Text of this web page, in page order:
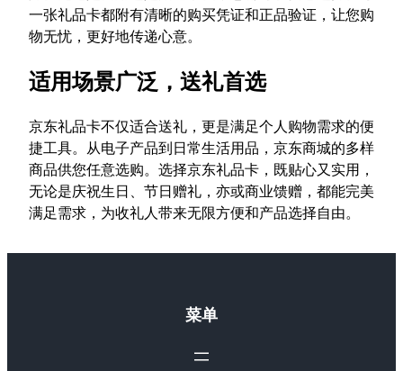
一张礼品卡都附有清晰的购买凭证和正品验证，让您购
物无忧，更好地传递心意。
适用场景广泛，送礼首选
京东礼品卡不仅适合送礼，更是满足个人购物需求的便
捷工具。从电子产品到日常生活用品，京东商城的多样
商品供您任意选购。选择京东礼品卡，既贴心又实用，
无论是庆祝生日、节日赠礼，亦或商业馈赠，都能完美
满足需求，为收礼人带来无限方便和产品选择自由。
菜单